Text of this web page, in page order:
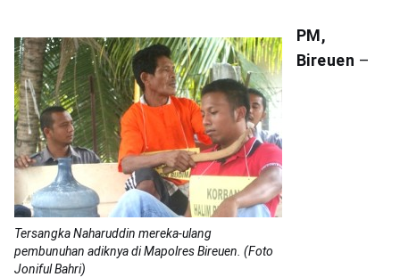
Tersangka Naharuddin mereka-ulang
pembunuhan adiknya di Mapolres Bireuen. (Foto
Joniful Bahri)
PM,
Bireuen –